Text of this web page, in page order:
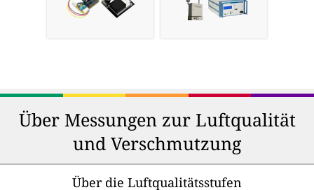
Über Messungen zur Luftqualität
und Verschmutzung
Über die Luftqualitätsstufen